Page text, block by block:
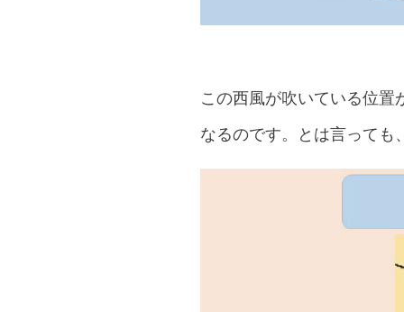
この西風が吹いている位置
なるのです。とは言っても